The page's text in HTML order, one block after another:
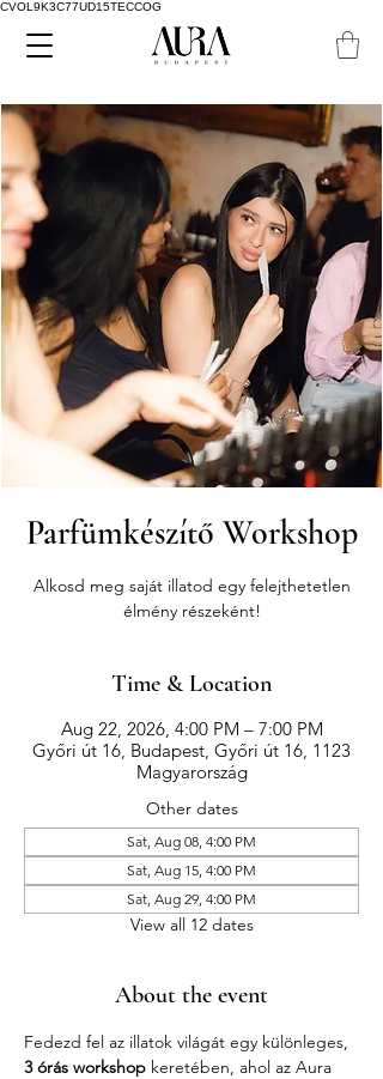
CVOL9K3C77UD15TECCOG
Parfümkészítő Workshop
Alkosd meg saját illatod egy felejthetetlen
élmény részeként!
Time & Location
Aug 22, 2026, 4:00 PM – 7:00 PM
Győri út 16, Budapest, Győri út 16, 1123
Magyarország
Other dates
Sat, Aug 08, 4:00 PM
Sat, Aug 15, 4:00 PM
Sat, Aug 29, 4:00 PM
View all 12 dates
About the event
Fedezd fel az illatok világát egy különleges,
3 órás workshop keretében, ahol az Aura